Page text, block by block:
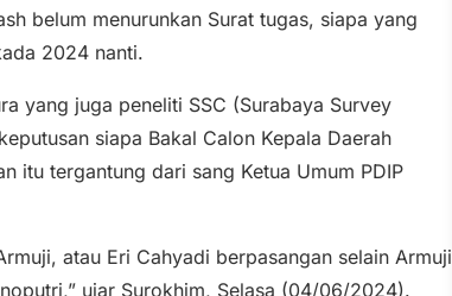
belum menurunkan Surat tugas, siapa yang
2024 nanti.
yang juga peneliti SSC (Surabaya Survey
siapa Bakal Calon Kepala Daerah
itu tergantung dari sang Ketua Umum PDIP
atau Eri Cahyadi berpasangan selain Armuji
ujar Surokhim, Selasa (04/06/2024).